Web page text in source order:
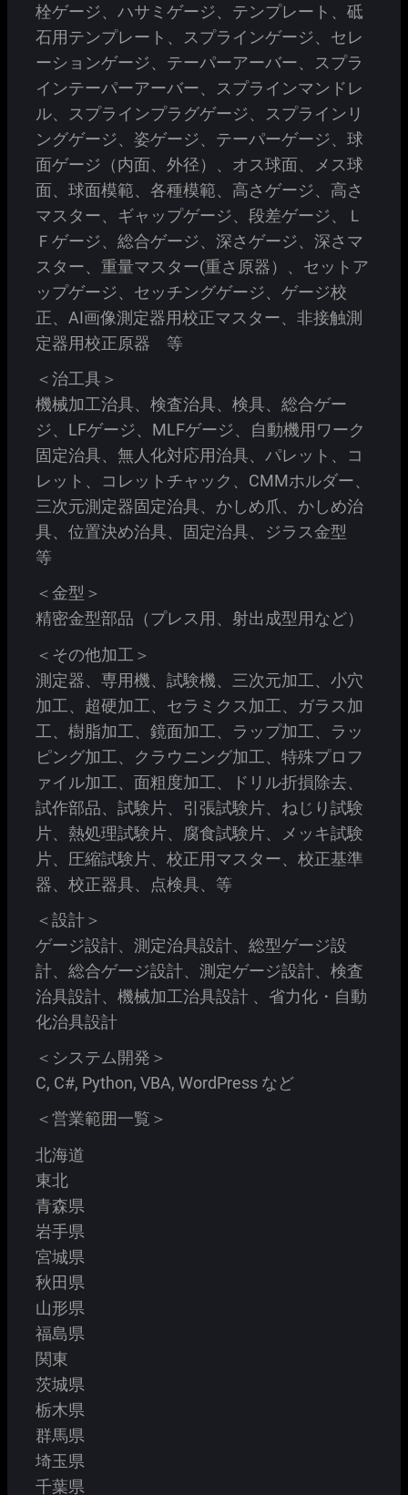
栓ゲージ、ハサミゲージ、テンプレート、砥
石用テンプレート、スプラインゲージ、セレ
ーションゲージ、テーパーアーバー、スプラ
インテーパーアーバー、スプラインマンドレ
ル、スプラインプラグゲージ、スプラインリ
ングゲージ、姿ゲージ、テーパーゲージ、球
面ゲージ（内面、外径）、オス球面、メス球
面、球面模範、各種模範、高さゲージ、高さ
マスター、ギャップゲージ、段差ゲージ、Ｌ
Ｆゲージ、総合ゲージ、深さゲージ、深さマ
スター、重量マスター(重さ原器）、セットア
ップゲージ、セッチングゲージ、ゲージ校
正、AI画像測定器用校正マスター、非接触測
定器用校正原器 等
＜治工具＞
機械加工治具、検査治具、検具、総合ゲー
ジ、LFゲージ、MLFゲージ、自動機用ワーク
固定治具、無人化対応用治具、パレット、コ
レット、コレットチャック、CMMホルダー、
三次元測定器固定治具、かしめ爪、かしめ治
具、位置決め治具、固定治具、ジラス金型
等
＜金型＞
精密金型部品（プレス用、射出成型用など）
＜その他加工＞
測定器、専用機、試験機、三次元加工、小穴
加工、超硬加工、セラミクス加工、ガラス加
工、樹脂加工、鏡面加工、ラップ加工、ラッ
ピング加工、クラウニング加工、特殊プロフ
ァイル加工、面粗度加工、ドリル折損除去、
試作部品、試験片、引張試験片、ねじり試験
片、熱処理試験片、腐食試験片、メッキ試験
片、圧縮試験片、校正用マスター、校正基準
器、校正器具、点検具、等
＜設計＞
ゲージ設計、測定治具設計、総型ゲージ設
計、総合ゲージ設計、測定ゲージ設計、検査
治具設計、機械加工治具設計 、省力化・自動
化治具設計
＜システム開発＞
C, C#, Python, VBA, WordPress など
＜営業範囲一覧＞
北海道
東北
青森県
岩手県
宮城県
秋田県
山形県
福島県
関東
茨城県
栃木県
群馬県
埼玉県
千葉県